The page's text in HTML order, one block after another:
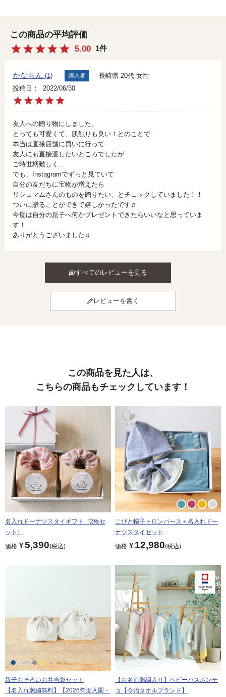
5.00 1
かなちん 1 購入者 長崎県 20代 女性
投稿日
2022/06/30
友人への贈り物にしました。
とっても可愛くて、肌触りも良い！とのことで
本当は直接店舗に買いに行って
友人にも直接渡したいところでしたが
ご時世柄難しく…
でも、Instagramでずっと見ていて
自分の友だちに宝物が増えたら
リシュマムさんのものを贈りたい、とチェックしていました！！
ついに贈ることができて嬉しかったです♫
今度は自分の息子へ何かプレゼントできたらいいなと思っていま
す！
ありがとうございました♫
すべてのレビューを見る
レビューを書く
この商品を見た人は、
こちらの商品もチェックしています！
名入れドーナツスタイギフト（2枚セ
ット）
価格 ¥5,390 税込
こびと帽子＋ロンパース＋名入れドー
ナツスタイセット
価格 ¥ 12,980 税込
親子おそろいお弁当袋セット
【名入れ刺繍無料】【2026年度入園・
【お名前刺繍入り】ベビーバスポンチ
ョ【今治タオルブランド】